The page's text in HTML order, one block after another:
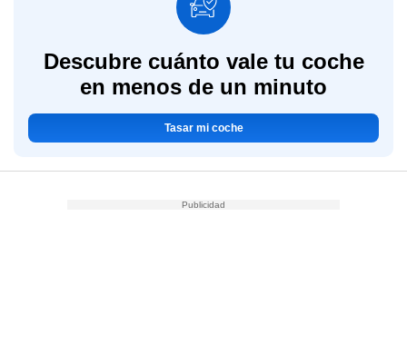
Descubre cuánto vale tu coche
en menos de un minuto
Tasar mi coche